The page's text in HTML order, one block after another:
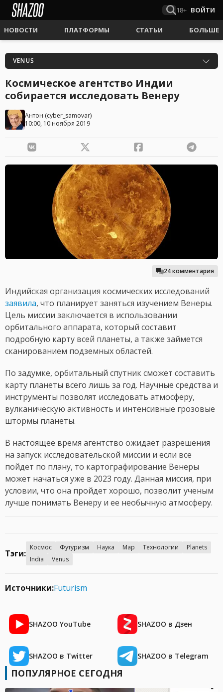
18+ ВОЙТИ
НОВОСТИ ПЛАТФОРМЫ СТАТЬИ БОЛЬШЕ
VENUS
Космическое агентство Индии
собирается исследовать Венеру
Антон (cyber_samovar)
10:00, 10 ноября 2019
24 комментария
Индийская организация космических исследований
заявила, что планирует заняться изучением Венеры.
Цель миссии заключается в использовании
орбитального аппарата, который составит
подробную карту всей планеты, а также займется
сканированием подземных областей.
По задумке, орбитальный спутник сможет составить
карту планеты всего лишь за год. Научные средства и
инструменты позволят исследовать атмосферу,
вулканическую активность и интенсивные грозовые
штормы планеты.
В настоящее время агентство ожидает разрешения
на запуск исследовательской миссии и если все
пойдет по плану, то картографирование Венеры
может начаться уже в 2023 году. Данная миссия, при
условии, что она пройдет хорошо, позволит ученым
лучше понимать Венеру и ее необычную атмосферу.
Тэги:
Космос Футуризм Наука Map Технологии
Planets
India
Venus
Источники:Futurism
SHAZOO YouTube SHAZOO в Дзен
SHAZOO в Twitter SHAZOO в Telegram
ПОПУЛЯРНОЕ СЕГОДНЯ